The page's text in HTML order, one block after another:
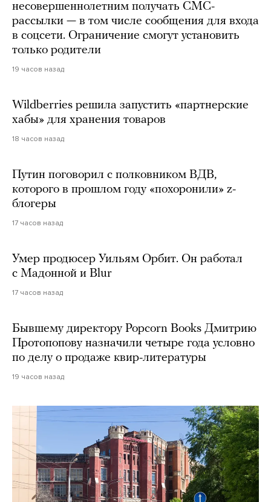
несовершеннолетним получать СМС-
рассылки — в том числе сообщения для входа
в соцсети. Ограничение смогут установить
только родители
19 часов назад
Wildberries решила запустить «партнерские
хабы» для хранения товаров
18 часов назад
Путин поговорил с полковником ВДВ,
которого в прошлом году «похоронили» z-
блогеры
17 часов назад
Умер продюсер Уильям Орбит. Он работал
с Мадонной и Blur
17 часов назад
Бывшему директору Popcorn Books Дмитрию
Протопопову назначили четыре года условно
по делу о продаже квир-литературы
19 часов назад